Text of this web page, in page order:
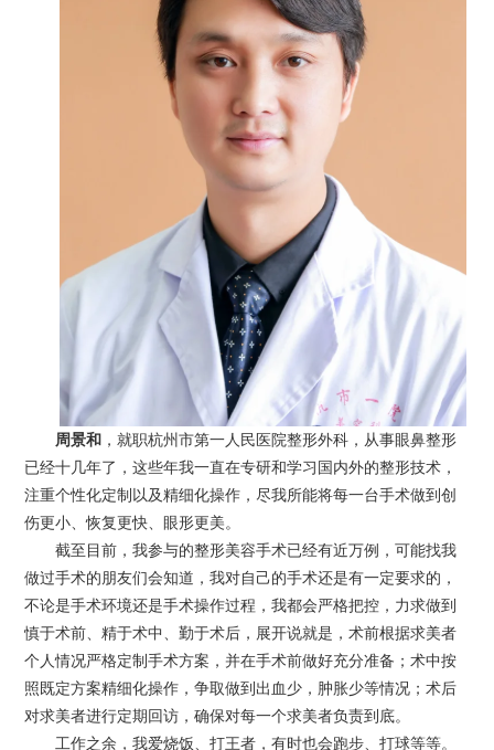
周景和 ，就职杭州市第一人民医院整形外科，从事眼鼻整形
已经十几年了，这些年我一直在专研和学习国内外的整形技术，
注重个性化定制以及精细化操作，尽我所能将每一台手术做到创
伤更小、恢复更快、眼形更美。
截至目前，我参与的整形美容手术已经有近万例，可能找我
做过手术的朋友们会知道，我对自己的手术还是有一定要求的，
不论是手术环境还是手术操作过程，我都会严格把控，力求做到
慎于术前、精于术中、勤于术后，展开说就是，术前根据求美者
个人情况严格定制手术方案，并在手术前做好充分准备；术中按
照既定方案精细化操作，争取做到出血少，肿胀少等情况；术后
对求美者进行定期回访，确保对每一个求美者负责到底。
工作之余，我爱烧饭、打王者，有时也会跑步、打球等等。